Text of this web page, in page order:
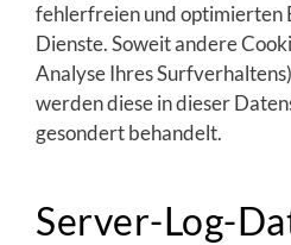
fehlerfreien und optimierten
Dienste. Soweit andere
Analyse Ihres
werden diese in dieser
gesondert behandelt.
Server-Log-